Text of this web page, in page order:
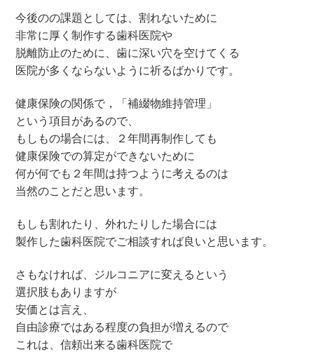
今後のの課題としては、割れないために
非常に厚く制作する歯科医院や
脱離防止のために、歯に深い穴を空けてくる
医院が多くならないように祈るばかりです。
健康保険の関係で，「補綴物維持管理」
という項目があるので、
もしもの場合には、２年間再制作しても
健康保険での算定ができないために
何が何でも２年間は持つように考えるのは
当然のことだと思います。
もしも割れたり、外れたりした場合には
製作した歯科医院でご相談すれば良いと思います。
さもなければ、ジルコニアに変えるという
選択肢もありますが
安価とは言え、
自由診療ではある程度の負担が増えるので
これは、信頼出来る歯科医院で